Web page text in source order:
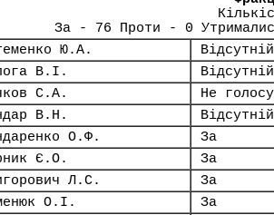
За - 76 Проти - 0
Ю.А.
Відсутній
В.І.
Відсутній
С.А.
Не
В.Н.
Відсутній
О.Ф.
За
Є.О.
За
Л.С.
За
О.І.
За